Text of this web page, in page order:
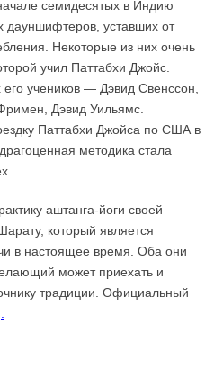
семидесятых в Индию
дауншифтеров, уставших от
Некоторые из них очень
учил Паттабхи Джойс.
учеников — Дэвид Свенссон,
Дэвид Уильямс.
Паттабхи Джойса по США в
методика стала
аштанга-йоги своей
который является
в настоящее время. Оба они
может приехать и
традиции. Официальный